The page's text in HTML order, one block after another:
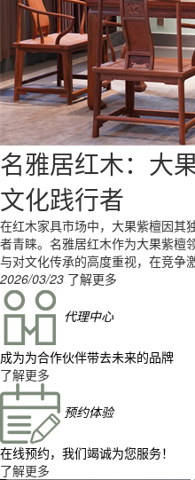
雅居红木：以
密码
如今的红木家具市场中，缅甸花
，名雅居红木精准锁定这一材质
。缅甸花梨，学名为大果紫檀。其
04/11 了解更多
代理中心
成为为合作伙伴带去未来的品牌
了解更多
预约体验
在线预约，我们竭诚为您服务！
了解更多